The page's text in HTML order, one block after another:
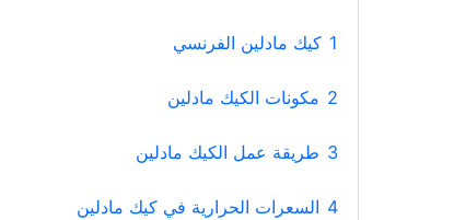
1 كيك مادلين الفرنسي
2 مكونات الكيك مادلين
3 طريقة عمل الكيك مادلين
4 السعرات الحرارية في كيك مادلين